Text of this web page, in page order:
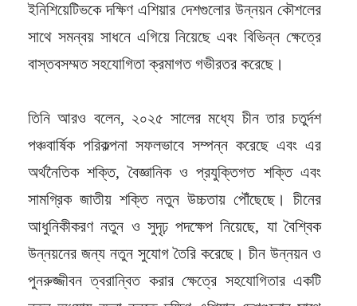
ইনিশিয়েটিভকে দক্ষিণ এশিয়ার দেশগুলোর উন্নয়ন কৌশলের
সাথে সমন্বয় সাধনে এগিয়ে নিয়েছে এবং বিভিন্ন ক্ষেত্রে
বাস্তবসম্মত সহযোগিতা ক্রমাগত গভীরতর করেছে।
তিনি আরও বলেন, ২০২৫ সালের মধ্যে চীন তার চতুর্দশ
পঞ্চবার্ষিক পরিকল্পনা সফলভাবে সম্পন্ন করেছে এবং এর
অর্থনৈতিক শক্তি, বৈজ্ঞানিক ও প্রযুক্তিগত শক্তি এবং
সামগ্রিক জাতীয় শক্তি নতুন উচ্চতায় পৌঁছেছে। চীনের
আধুনিকীকরণ নতুন ও সুদৃঢ় পদক্ষেপ নিয়েছে, যা বৈশ্বিক
উন্নয়নের জন্য নতুন সুযোগ তৈরি করেছে। চীন উন্নয়ন ও
পুনরুজ্জীবন ত্বরান্বিত করার ক্ষেত্রে সহযোগিতার একটি